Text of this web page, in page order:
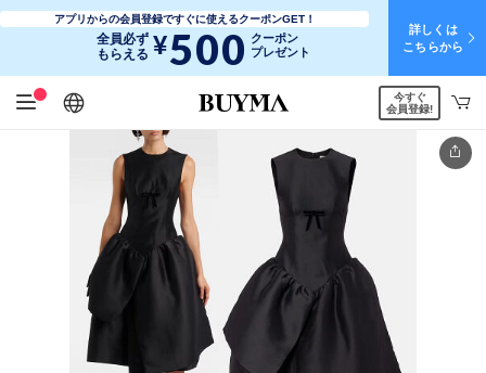
アプリからの会員登録ですぐに使えるクーポンGET！
全員必ず
もらえる ¥500 クーポン
プレゼント
詳しくは
こちらから
日本語
English
简体中文
繁體中文
今すぐ
会員登録!